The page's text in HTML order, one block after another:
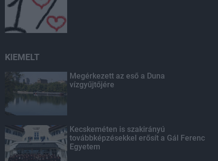
KIEMELT
Megérkezett az eső a Duna
vízgyűjtőjére
Kecskeméten is szakirányú
továbbképzésekkel erősít a Gál Ferenc
Egyetem